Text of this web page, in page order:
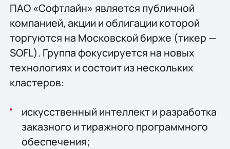
ПАО «Софтлайн» является публичной
компанией, акции и облигации которой
торгуются на Московской бирже (тикер —
SOFL). Группа фокусируется на новых
технологиях и состоит из нескольких
кластеров:
искусственный интеллект и разработка
заказного и тиражного программного
обеспечения;